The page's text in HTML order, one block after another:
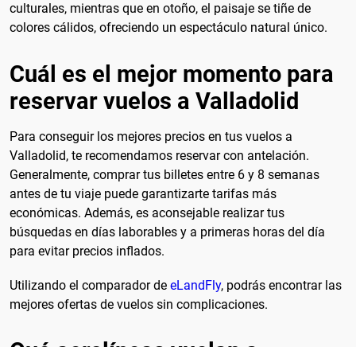
culturales, mientras que en otoño, el paisaje se tiñe de
colores cálidos, ofreciendo un espectáculo natural único.
Cuál es el mejor momento para
reservar vuelos a Valladolid
Para conseguir los mejores precios en tus vuelos a
Valladolid, te recomendamos reservar con antelación.
Generalmente, comprar tus billetes entre 6 y 8 semanas
antes de tu viaje puede garantizarte tarifas más
económicas. Además, es aconsejable realizar tus
búsquedas en días laborables y a primeras horas del día
para evitar precios inflados.
Utilizando el comparador de eLandFly, podrás encontrar las
mejores ofertas de vuelos sin complicaciones.